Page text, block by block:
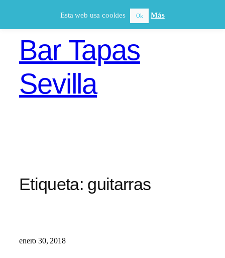
Bar Tapas
Sevilla
Etiqueta: guitarras
enero 30, 2018
Esta web usa cookies Ok Más